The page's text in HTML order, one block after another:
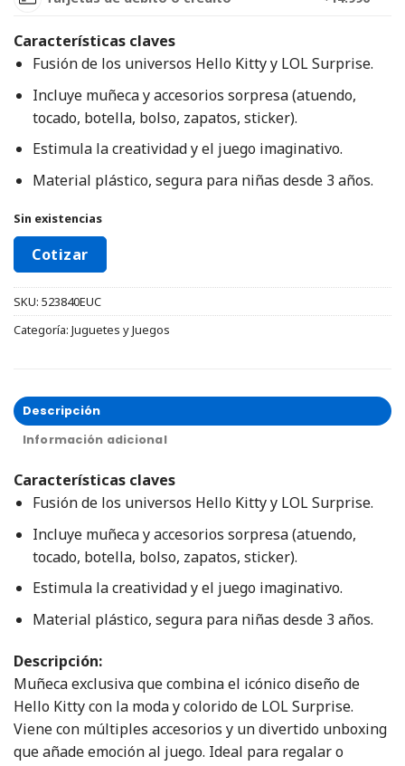
Características claves
Fusión de los universos Hello Kitty y LOL Surprise.
Incluye muñeca y accesorios sorpresa (atuendo,
tocado, botella, bolso, zapatos, sticker).
Estimula la creatividad y el juego imaginativo.
Material plástico, segura para niñas desde 3 años.
Sin existencias
Cotizar
SKU: 523840EUC
Categoría: Juguetes y Juegos
Descripción
Información adicional
Características claves
Fusión de los universos Hello Kitty y LOL Surprise.
Incluye muñeca y accesorios sorpresa (atuendo,
tocado, botella, bolso, zapatos, sticker).
Estimula la creatividad y el juego imaginativo.
Material plástico, segura para niñas desde 3 años.
Descripción:
Muñeca exclusiva que combina el icónico diseño de
Hello Kitty con la moda y colorido de LOL Surprise.
Viene con múltiples accesorios y un divertido unboxing
que añade emoción al juego. Ideal para regalar o